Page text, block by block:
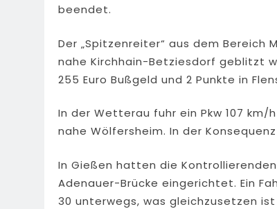
beendet.
Der „Spitzenreiter“ aus dem Bereich
nahe Kirchhain-Betziesdorf geblitzt
255 Euro Bußgeld und 2 Punkte in
In der Wetterau fuhr ein Pkw 107
nahe Wölfersheim. In der
In Gießen hatten die
Adenauer-Brücke eingerichtet. Ein
30 unterwegs, was gleichzusetzen